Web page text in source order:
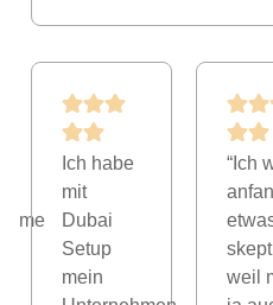
Ich habe
mit
Dubai
Setup
mein
“Ich
weil